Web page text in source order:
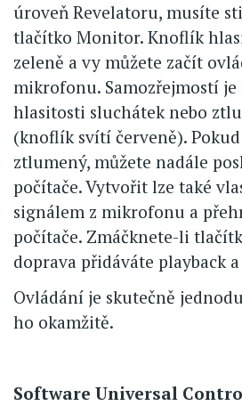
úroveň Revelatoru, musíte
tlačítko Monitor. Knoflík
zeleně a vy můžete začít
mikrofonu. Samozřejmostí je
hlasitosti sluchátek nebo
(knoflík svítí červeně).
ztlumený, můžete nadále
počítače. Vytvořit lze také
signálem z mikrofonu a
počítače. Zmáčknete-li
doprava přidáváte playback
Ovládání je skutečně
ho okamžitě.
Software Universal